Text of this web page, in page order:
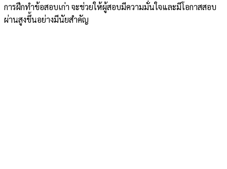
การฝึกทำข้อสอบเก่า จะช่วยให้ผู้สอบมีความมั่นใจและมีโอกาสสอบ
ผ่านสูงขึ้นอย่างมีนัยสำคัญ